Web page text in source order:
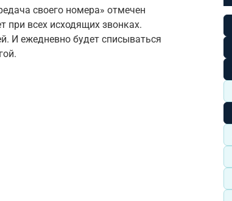
своего номера» отмечен
при всех исходящих звонках.
И ежедневно будет списываться